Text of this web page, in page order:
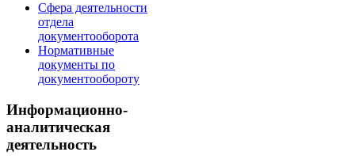
Сфера деятельности
отдела
документооборота
Нормативные
документы по
документообороту
Информационно-
аналитическая
деятельность